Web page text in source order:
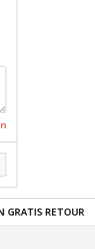
GRATIS RETOUR